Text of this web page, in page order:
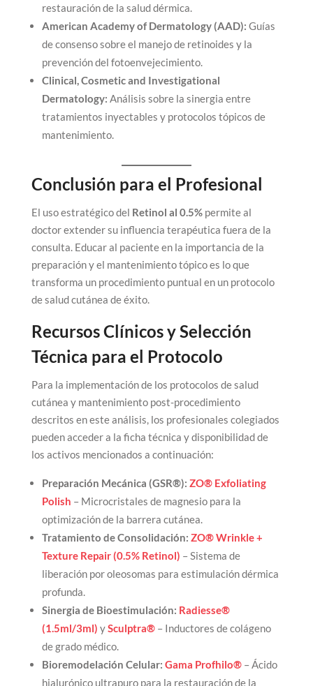
restauración de la salud dérmica.
American Academy of Dermatology (AAD): Guías
de consenso sobre el manejo de retinoides y la
prevención del fotoenvejecimiento.
Clinical, Cosmetic and Investigational
Dermatology: Análisis sobre la sinergia entre
tratamientos inyectables y protocolos tópicos de
mantenimiento.
Conclusión para el Profesional
El uso estratégico del Retinol al 0.5%permite al
doctor extender su influencia terapéutica fuera de la
consulta. Educar al paciente en la importancia de la
preparación y el mantenimiento tópico es lo que
transforma un procedimiento puntual en un protocolo
de salud cutánea de éxito.
Recursos Clínicos y Selección
Técnica para el Protocolo
Para la implementación de los protocolos de salud
cutánea y mantenimiento post-procedimiento
descritos en este análisis, los profesionales colegiados
pueden acceder a la ficha técnica y disponibilidad de
los activos mencionados a continuación:
Preparación Mecánica (GSR®): ZO® Exfoliating
Polish – Microcristales de magnesio para la
optimización de la barrera cutánea.
Tratamiento de Consolidación: ZO® Wrinkle +
Texture Repair (0.5% Retinol) – Sistema de
liberación por oleosomas para estimulación dérmica
profunda.
Sinergia de Bioestimulación: Radiesse®
(1.5ml/3ml) ySculptra®– Inductores de colágeno
de grado médico.
Bioremodelación Celular: Gama Profhilo®– Ácido
hialurónico ultrapuro para la restauración de la